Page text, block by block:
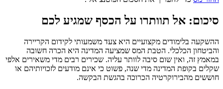
סיכום: אל תוותרו על הכסף שמגיע לכם
ההשקעה בלימודים מקצועיים היא צעד משמעותי לקידום הקריירה
והביטחון הכלכלי. הטבת המס שמציעה המדינה היא הכרה חשובה
במאמץ זה, ואין שום סיבה לוותר עליה. שכירים רבים מדי משאירים אלפי
שקלים בקופת המדינה מדי שנה, פשוט כי אינם מודעים לזכויותיהם או
חוששים מהבירוקרטיה הכרוכה בהגשת הבקשה.